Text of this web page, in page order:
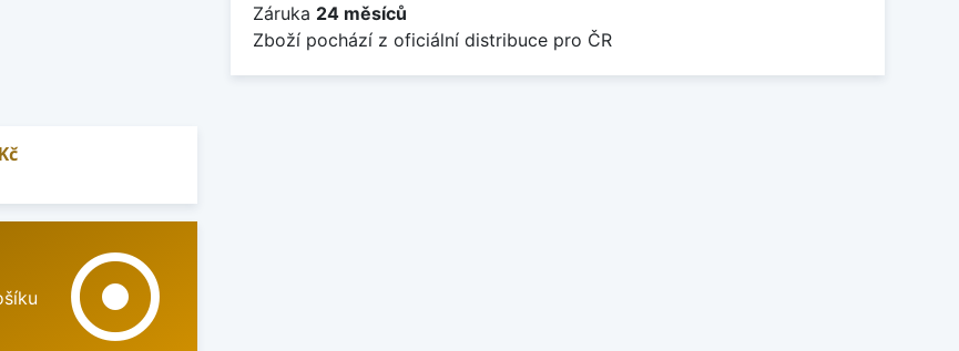
adjust
Záruka 24 měsíců
Zboží pochází z oficiální distribuce pro ČR